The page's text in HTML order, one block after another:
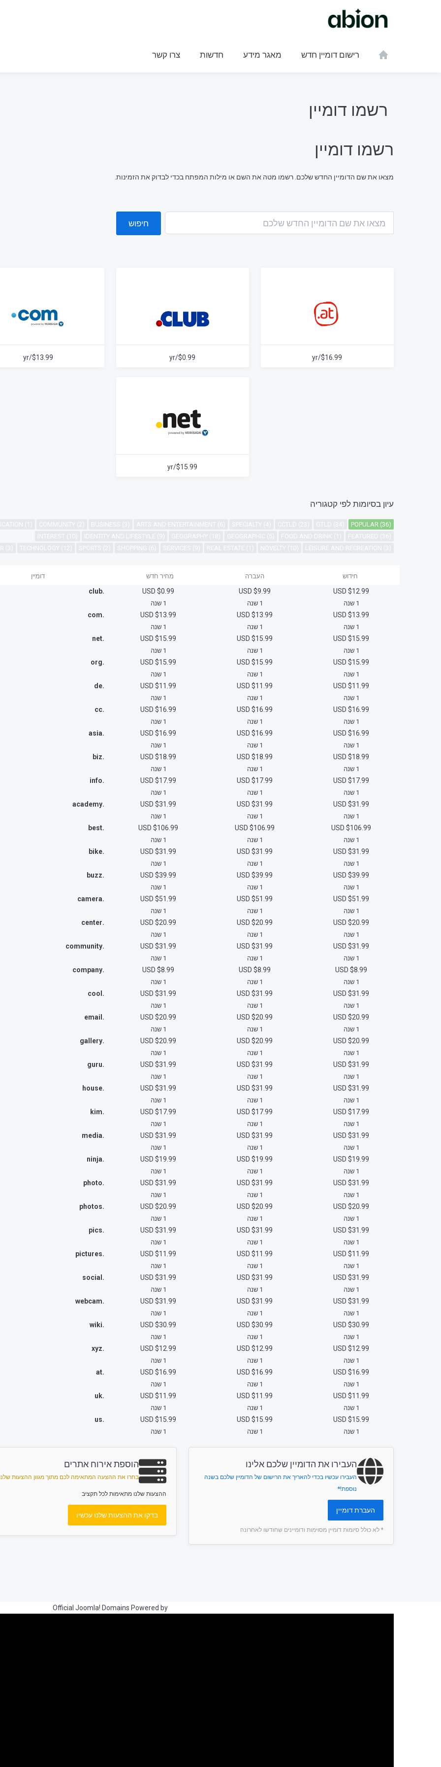
רישום דומיין חדש מאגר מידע חדשות צרו קשר
רשמו דומיין
רשמו דומיין
מצאו את שם הדומיין החדש שלכם. רשמו מטה את השם או מילות המפתח בכדי לבדוק את הזמינות.
חיפוש
$13.99/yr $0.99/yr $16.99/yr
$15.99/yr
עיון בסיומות לפי קטגוריה
POPULAR (36)
GTLD (34)
CCTLD (23)
SPECIALTY (4)
ARTS AND ENTERTAINMENT (6)
BUSINESS (3)
COMMUNITY (2)
(1)
FEATURED (36)
FOOD AND DRINK (1)
GEOGRAPHIC (5)
GEOGRAPHY (18)
IDENTITY AND LIFESTYLE (9)
INTEREST (10)
LEISURE AND RECREATION (3)
NOVELTY (10)
REAL ESTATE (1)
SERVICES (9)
SHOPPING (6)
SPORTS (2)
TECHNOLOGY (12)
(3)
דומיין מחיר חדש העברה חידוש
.club $0.99 USD
1 שנה
$9.99 USD
1 שנה
$12.99 USD
1 שנה
.com $13.99 USD
1 שנה
$13.99 USD
1 שנה
$13.99 USD
1 שנה
.net $15.99 USD
1 שנה
$15.99 USD
1 שנה
$15.99 USD
1 שנה
.org $15.99 USD
1 שנה
$15.99 USD
1 שנה
$15.99 USD
1 שנה
.de $11.99 USD
1 שנה
$11.99 USD
1 שנה
$11.99 USD
1 שנה
.cc $16.99 USD
1 שנה
$16.99 USD
1 שנה
$16.99 USD
1 שנה
.asia $16.99 USD
1 שנה
$16.99 USD
1 שנה
$16.99 USD
1 שנה
.biz $18.99 USD
1 שנה
$18.99 USD
1 שנה
$18.99 USD
1 שנה
.info $17.99 USD
1 שנה
$17.99 USD
1 שנה
$17.99 USD
1 שנה
.academy $31.99 USD
1 שנה
$31.99 USD
1 שנה
$31.99 USD
1 שנה
.best $106.99 USD
1 שנה
$106.99 USD
1 שנה
$106.99 USD
1 שנה
.bike $31.99 USD
1 שנה
$31.99 USD
1 שנה
$31.99 USD
1 שנה
.buzz $39.99 USD
1 שנה
$39.99 USD
1 שנה
$39.99 USD
1 שנה
.camera $51.99 USD
1 שנה
$51.99 USD
1 שנה
$51.99 USD
1 שנה
.center $20.99 USD
1 שנה
$20.99 USD
1 שנה
$20.99 USD
1 שנה
.community $31.99 USD
1 שנה
$31.99 USD
1 שנה
$31.99 USD
1 שנה
.company $8.99 USD
1 שנה
$8.99 USD
1 שנה
$8.99 USD
1 שנה
.cool $31.99 USD
1 שנה
$31.99 USD
1 שנה
$31.99 USD
1 שנה
.email $20.99 USD
1 שנה
$20.99 USD
1 שנה
$20.99 USD
1 שנה
.gallery $20.99 USD
1 שנה
$20.99 USD
1 שנה
$20.99 USD
1 שנה
.guru $31.99 USD
1 שנה
$31.99 USD
1 שנה
$31.99 USD
1 שנה
.house $31.99 USD
1 שנה
$31.99 USD
1 שנה
$31.99 USD
1 שנה
.kim $17.99 USD
1 שנה
$17.99 USD
1 שנה
$17.99 USD
1 שנה
.media $31.99 USD
1 שנה
$31.99 USD
1 שנה
$31.99 USD
1 שנה
.ninja $19.99 USD
1 שנה
$19.99 USD
1 שנה
$19.99 USD
1 שנה
.photo $31.99 USD
1 שנה
$31.99 USD
1 שנה
$31.99 USD
1 שנה
.photos $20.99 USD
1 שנה
$20.99 USD
1 שנה
$20.99 USD
1 שנה
.pics $31.99 USD
1 שנה
$31.99 USD
1 שנה
$31.99 USD
1 שנה
.pictures $11.99 USD
1 שנה
$11.99 USD
1 שנה
$11.99 USD
1 שנה
.social $31.99 USD
1 שנה
$31.99 USD
1 שנה
$31.99 USD
1 שנה
.webcam $31.99 USD
1 שנה
$31.99 USD
1 שנה
$31.99 USD
1 שנה
.wiki $30.99 USD
1 שנה
$30.99 USD
1 שנה
$30.99 USD
1 שנה
.xyz $12.99 USD
1 שנה
$12.99 USD
1 שנה
$12.99 USD
1 שנה
.at $16.99 USD
1 שנה
$16.99 USD
1 שנה
$16.99 USD
1 שנה
.uk $11.99 USD
1 שנה
$11.99 USD
1 שנה
$11.99 USD
1 שנה
.us $15.99 USD
1 שנה
$15.99 USD
1 שנה
$15.99 USD
1 שנה
הוספת אירוח אתרים
בחרו את ההצעה המתאימה לכם מתוך מגוון ההצעות שלנו
ההצעות שלנו מתאימות לכל תקציב
בדקו את ההצעות שלנו עכשיו
העבירו את הדומיין שלכם אלינו
העבירו עכשיו בכדי להאריך את הרישום של הדומיין שלכם בשנה
נוספת!*
העברת דומיין
* לא כולל סיומות דומיין מסוימות ודומיינים שחודשו לאחרונה
Official Joomla! Domains Powered by